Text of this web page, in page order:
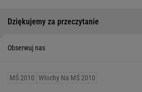
Dziękujemy za przeczytanie
Obserwuj nas
MŚ 2010 Włochy Na MŚ 2010